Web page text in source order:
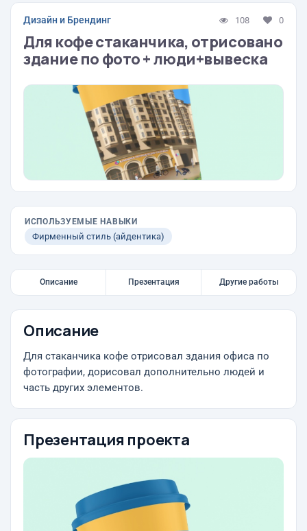
Дизайн и Брендинг 108 0
Для кофе стаканчика, отрисовано
здание по фото + люди+вывеска
ИСПОЛЬЗУЕМЫЕ НАВЫКИ
Фирменный стиль (айдентика)
Описание Презентация Другие работы
Описание
Для стаканчика кофе отрисовал здания офиса по
фотографии, дорисовал дополнительно людей и
часть других элементов.
Презентация проекта